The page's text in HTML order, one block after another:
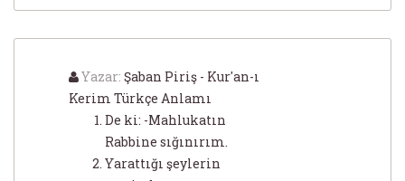
Yazar: Şaban Piriş - Kur'an-ı
Kerim Türkçe Anlamı
De ki: -Mahlukatın
Rabbine sığınırım.
Yarattığı şeylerin